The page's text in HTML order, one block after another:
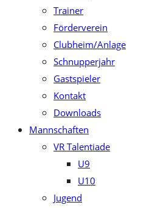
Trainer
Förderverein
Clubheim/Anlage
Schnupperjahr
Gastspieler
Kontakt
Downloads
Mannschaften
VR Talentiade
U9
U10
Jugend